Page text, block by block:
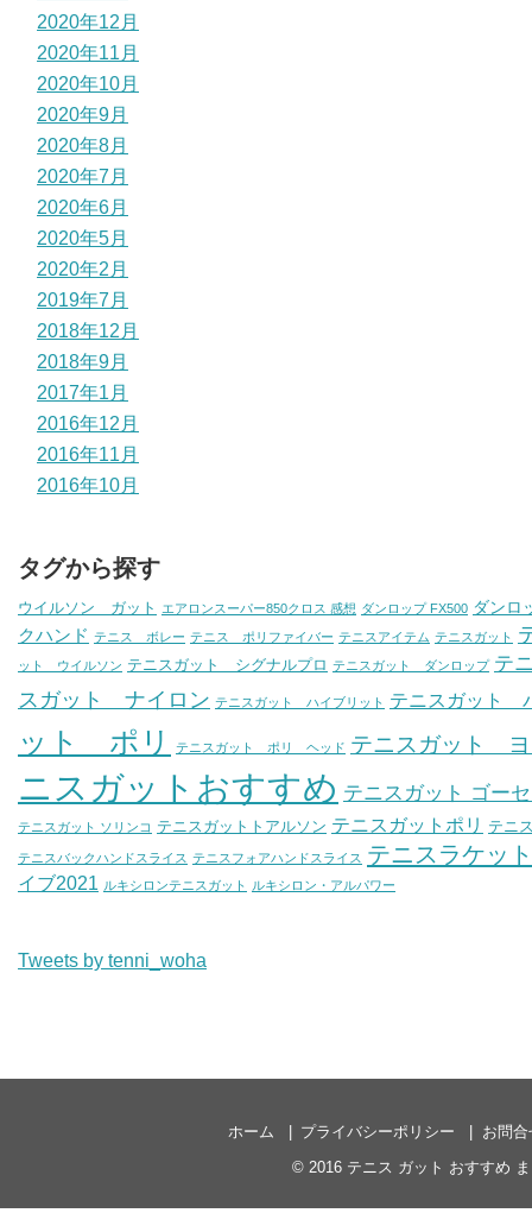
2020年12月
2020年11月
2020年10月
2020年9月
2020年8月
2020年7月
2020年6月
2020年5月
2020年2月
2019年7月
2018年12月
2018年9月
2017年1月
2016年12月
2016年11月
2016年10月
タグから探す
ウイルソン ガット エアロンスーパー850クロス 感想 ダンロップ FX500 ダンロ
クハンド テニス ボレー テニス ポリファイバー テニスアイテム テニスガット
ット ウイルソン テニスガット シグナルプロ テニスガット ダンロップ テ
スガット ナイロン テニスガット ハイブリット テニスガット
ット ポリ テニスガット ポリ ヘッド テニスガット ヨ
ニスガットおすすめ テニスガット ゴー
テニスガット ソリンコ テニスガットトアルソン テニスガットポリ テニ
テニスバックハンドスライス テニスフォアハンドスライス テニスラケッ
イブ2021 ルキシロンテニスガット ルキシロン・アルパワー
Tweets by tenni_woha
ホーム プライバシーポリシー
お問合
© 2016 テニス ガット おすすめ